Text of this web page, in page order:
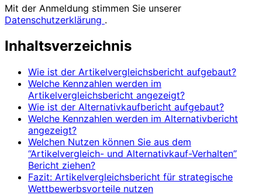
Mit der Anmeldung stimmen Sie unserer
Datenschutzerklärung .
Inhaltsverzeichnis
Wie ist der Artikelvergleichsbericht aufgebaut?
Welche Kennzahlen werden im
Artikelvergleichsbericht angezeigt?
Wie ist der Alternativkaufbericht aufgebaut?
Welche Kennzahlen werden im Alternativbericht
angezeigt?
Welchen Nutzen können Sie aus dem
“Artikelvergleich- und Alternativkauf-Verhalten”
Bericht ziehen?
Fazit: Artikelvergleichsbericht für strategische
Wettbewerbsvorteile nutzen